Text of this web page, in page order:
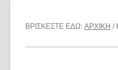
ΒΡΙΣΚΕΣΤΕ ΕΔΩ: ΑΡΧΙΚΗ /